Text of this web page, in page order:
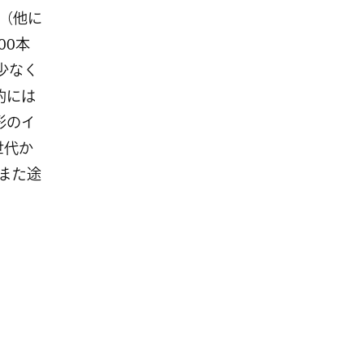
他に
本
く
は
イ
か
た途